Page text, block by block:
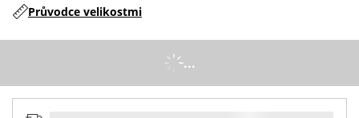
Průvodce velikostmi
...